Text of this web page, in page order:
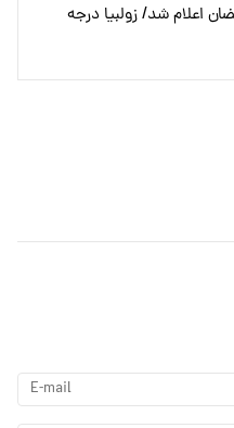
اعلام شد/ زولبیا درجه